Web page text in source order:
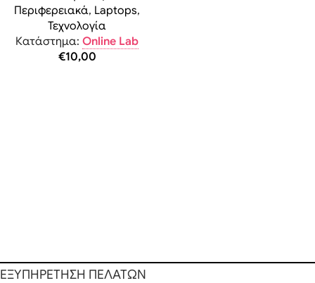
Περιφερειακά, Laptops,
Τεχνολογία
Κατάστημα: Online Lab
€10,00
ΕΞΥΠΗΡΕΤΗΣΗ ΠΕΛΑΤΩΝ